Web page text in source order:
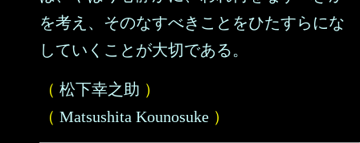
を考え、そのなすべきことをひたすらにな
していくことが大切である。
（ 松下幸之助 ）
（ Matsushita Kounosuke ）